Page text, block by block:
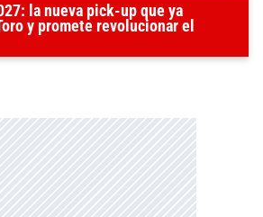
la nueva pick-up que ya
y promete revolucionar el